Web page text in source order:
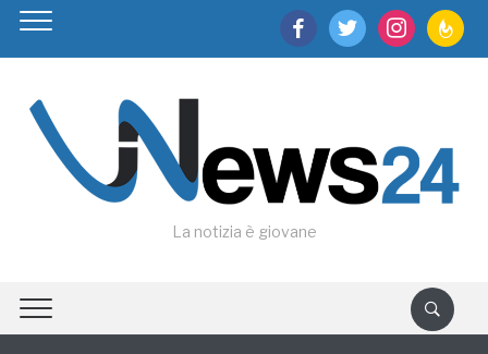
facebooktwitter instagram
La notizia è giovane